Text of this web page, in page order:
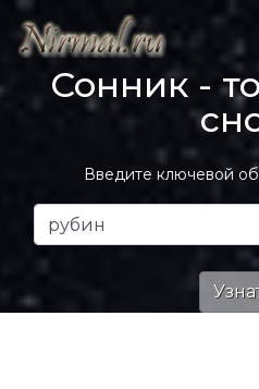
Сонник -
Введите ключевой